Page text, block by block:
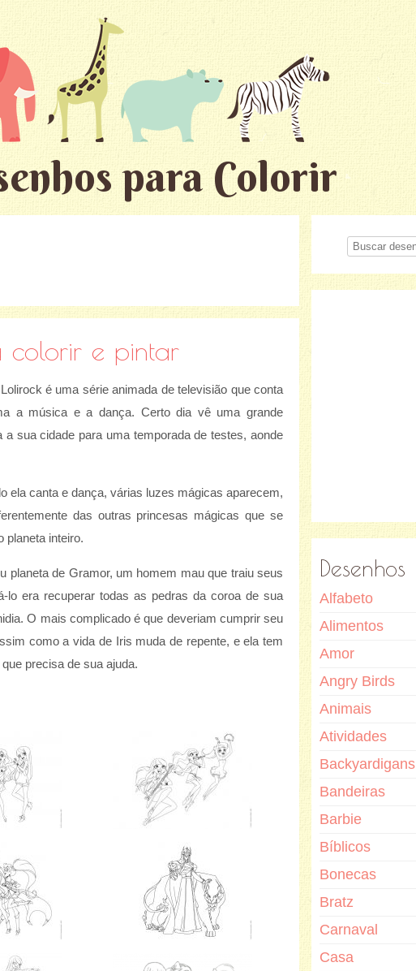
para Colorir
colorir e pintar
é uma série animada de televisião que conta
a música e a dança. Certo dia vê uma grande
sua cidade para uma temporada de testes, aonde
ela canta e dança, várias luzes mágicas aparecem,
das outras princesas mágicas que se
planeta inteiro.
de Gramor, um homem mau que traiu seus
lo era recuperar todas as pedras da coroa de sua
O mais complicado é que deveriam cumprir seu
como a vida de Iris muda de repente, e ela tem
precisa de sua ajuda.
Procurar
Desenhos
Alfabeto
Alimentos
Amor
Angry Birds
Animais
Atividades
Backyardigans
Bandeiras
Barbie
Bíblicos
Bonecas
Bratz
Carnaval
Casa